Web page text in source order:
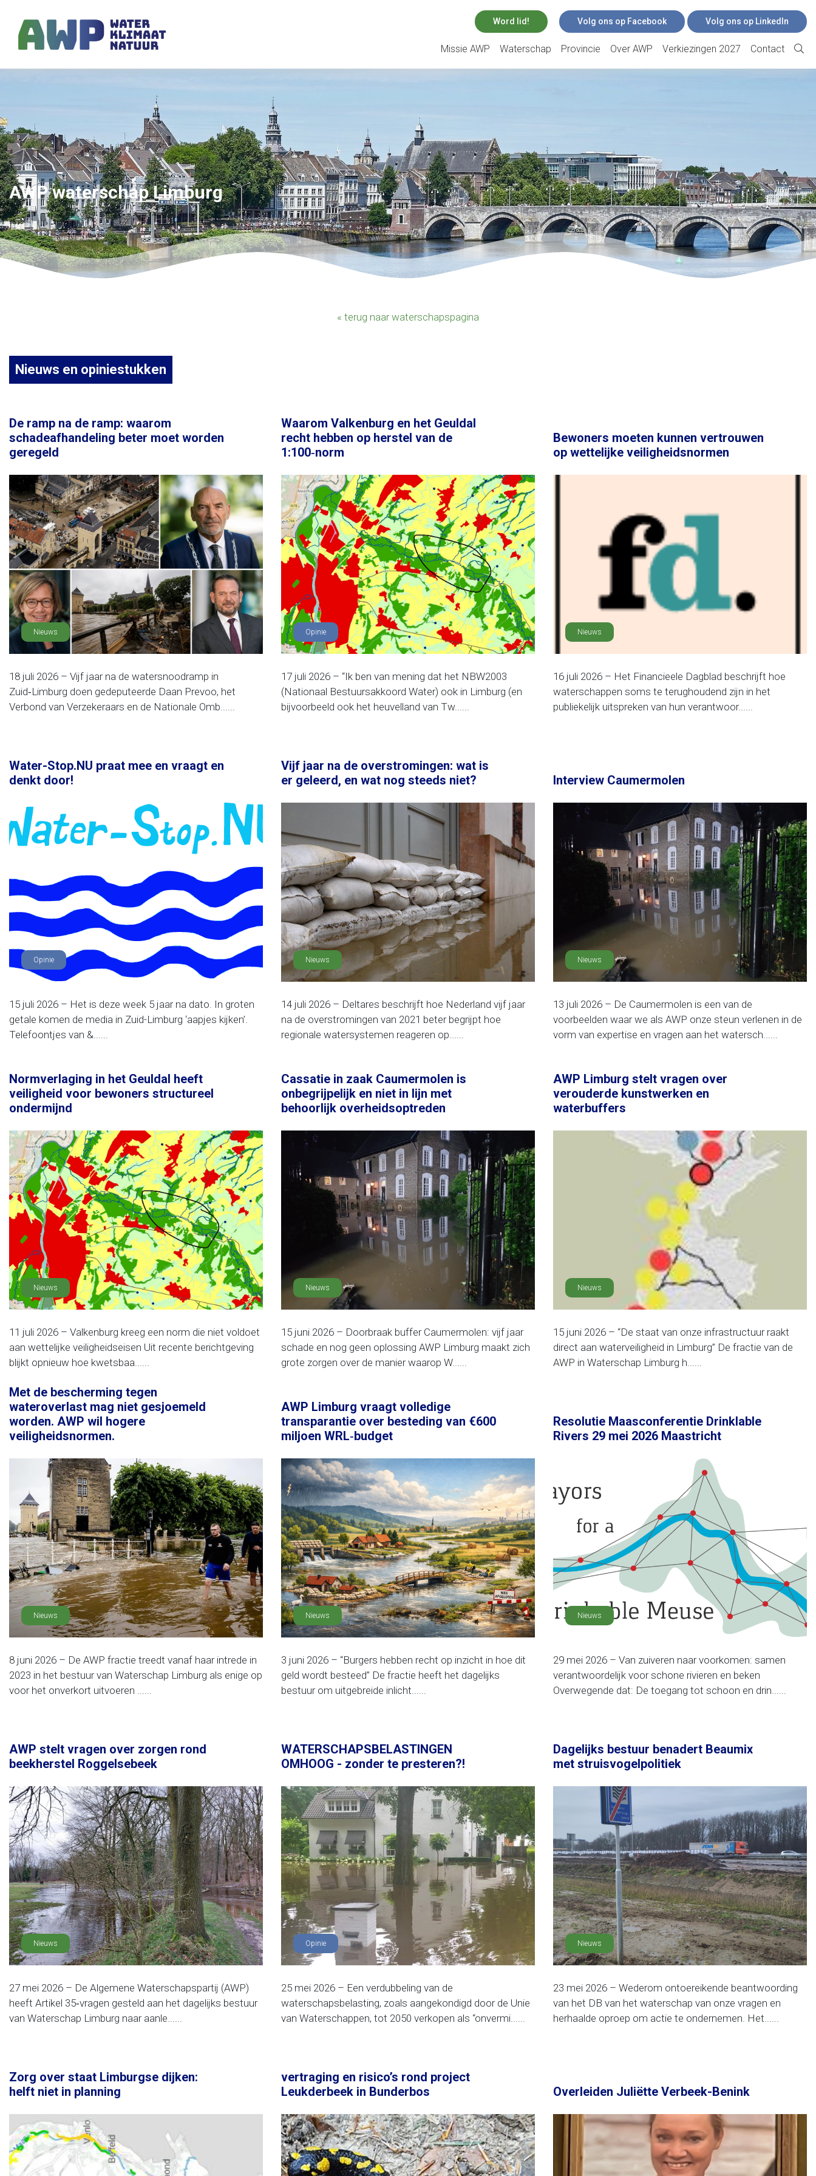
Word lid! Volg ons op Facebook Volg ons op LinkedIn
Missie AWP Waterschap Provincie Over AWP Verkiezingen 2027 Contact
AWP waterschap Limburg
« terug naar waterschapspagina
Nieuws en opiniestukken
De ramp na de ramp: waarom
schadeafhandeling beter moet worden
geregeld
Nieuws
18 juli 2026 – Vijf jaar na de watersnoodramp in
Zuid‑Limburg doen gedeputeerde Daan Prevoo, het
Verbond van Verzekeraars en de Nationale Omb......
Waarom Valkenburg en het Geuldal
recht hebben op herstel van de
1:100‑norm
Opinie
17 juli 2026 – “Ik ben van mening dat het NBW2003
(Nationaal Bestuursakkoord Water) ook in Limburg (en
bijvoorbeeld ook het heuvelland van Tw......
Bewoners moeten kunnen vertrouwen
op wettelijke veiligheidsnormen
Nieuws
16 juli 2026 – Het Financieele Dagblad beschrijft hoe
waterschappen soms te terughoudend zijn in het
publiekelijk uitspreken van hun verantwoor......
Water-Stop.NU praat mee en vraagt en
denkt door!
Opinie
15 juli 2026 – Het is deze week 5 jaar na dato. In groten
getale komen de media in Zuid-Limburg ‘aapjes kijken’.
Telefoontjes van &......
Vijf jaar na de overstromingen: wat is
er geleerd, en wat nog steeds niet?
Nieuws
14 juli 2026 – Deltares beschrijft hoe Nederland vijf jaar
na de overstromingen van 2021 beter begrijpt hoe
regionale watersystemen reageren op......
Interview Caumermolen
Nieuws
13 juli 2026 – De Caumermolen is een van de
voorbeelden waar we als AWP onze steun verlenen in de
vorm van expertise en vragen aan het watersch......
Normverlaging in het Geuldal heeft
veiligheid voor bewoners structureel
ondermijnd
Nieuws
11 juli 2026 – Valkenburg kreeg een norm die niet voldoet
aan wettelijke veiligheidseisen Uit recente berichtgeving
blijkt opnieuw hoe kwetsbaa......
Cassatie in zaak Caumermolen is
onbegrijpelijk en niet in lijn met
behoorlijk overheidsoptreden
Nieuws
15 juni 2026 – Doorbraak buffer Caumermolen: vijf jaar
schade en nog geen oplossing AWP Limburg maakt zich
grote zorgen over de manier waarop W......
AWP Limburg stelt vragen over
verouderde kunstwerken en
waterbuffers
Nieuws
15 juni 2026 – “De staat van onze infrastructuur raakt
direct aan waterveiligheid in Limburg” De fractie van de
AWP in Waterschap Limburg h......
Met de bescherming tegen
wateroverlast mag niet gesjoemeld
worden. AWP wil hogere
veiligheidsnormen.
Nieuws
8 juni 2026 – De AWP fractie treedt vanaf haar intrede in
2023 in het bestuur van Waterschap Limburg als enige op
voor het onverkort uitvoeren ......
AWP Limburg vraagt volledige
transparantie over besteding van €600
miljoen WRL‑budget
Nieuws
3 juni 2026 – “Burgers hebben recht op inzicht in hoe dit
geld wordt besteed” De fractie heeft het dagelijks
bestuur om uitgebreide inlicht......
Resolutie Maasconferentie Drinklable
Rivers 29 mei 2026 Maastricht
Nieuws
29 mei 2026 – Van zuiveren naar voorkomen: samen
verantwoordelijk voor schone rivieren en beken
Overwegende dat: De toegang tot schoon en drin......
AWP stelt vragen over zorgen rond
beekherstel Roggelsebeek
Nieuws
27 mei 2026 – De Algemene Waterschapspartij (AWP)
heeft Artikel 35‑vragen gesteld aan het dagelijks bestuur
van Waterschap Limburg naar aanle......
WATERSCHAPSBELASTINGEN
OMHOOG - zonder te presteren?!
Opinie
25 mei 2026 – Een verdubbeling van de
waterschapsbelasting, zoals aangekondigd door de Unie
van Waterschappen, tot 2050 verkopen als “onvermi......
Dagelijks bestuur benadert Beaumix
met struisvogelpolitiek
Nieuws
23 mei 2026 – Wederom ontoereikende beantwoording
van het DB van het waterschap van onze vragen en
herhaalde oproep om actie te ondernemen. Het......
Zorg over staat Limburgse dijken:
helft niet in planning
vertraging en risico’s rond project
Leukderbeek in Bunderbos
Overleiden Juliëtte Verbeek-Benink